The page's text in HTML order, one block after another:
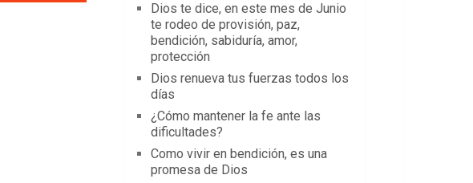
Dios te dice, en este mes de Junio
te rodeo de provisión, paz,
bendición, sabiduría, amor,
protección
Dios renueva tus fuerzas todos los
días
¿Cómo mantener la fe ante las
dificultades?
Como vivir en bendición, es una
promesa de Dios